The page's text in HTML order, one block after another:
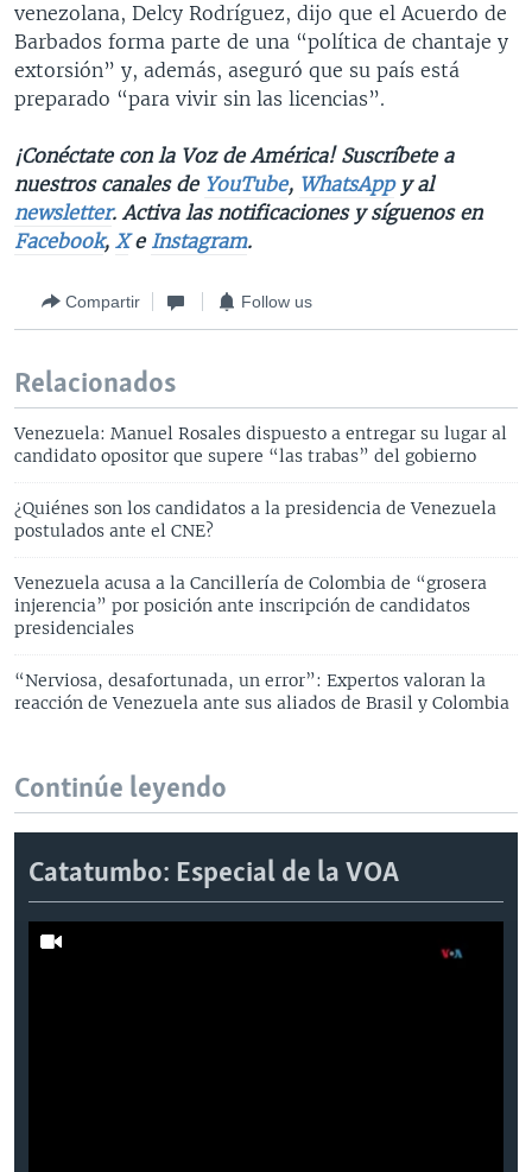
venezolana, Delcy Rodríguez, dijo que el Acuerdo de
Barbados forma parte de una “política de chantaje y
extorsión” y, además, aseguró que su país está
preparado “para vivir sin las licencias”.
¡Conéctate con la Voz de América! Suscríbete a
nuestros canales de YouTube, WhatsAppy al
newsletter. Activa las notificaciones y síguenos en
Facebook, Xe Instagram.
Compartir Follow us
Relacionados
Venezuela: Manuel Rosales dispuesto a entregar su lugar al
candidato opositor que supere “las trabas” del gobierno
¿Quiénes son los candidatos a la presidencia de Venezuela
postulados ante el CNE?
Venezuela acusa a la Cancillería de Colombia de “grosera
injerencia” por posición ante inscripción de candidatos
presidenciales
“Nerviosa, desafortunada, un error”: Expertos valoran la
reacción de Venezuela ante sus aliados de Brasil y Colombia
Continúe leyendo
Catatumbo: Especial de la VOA